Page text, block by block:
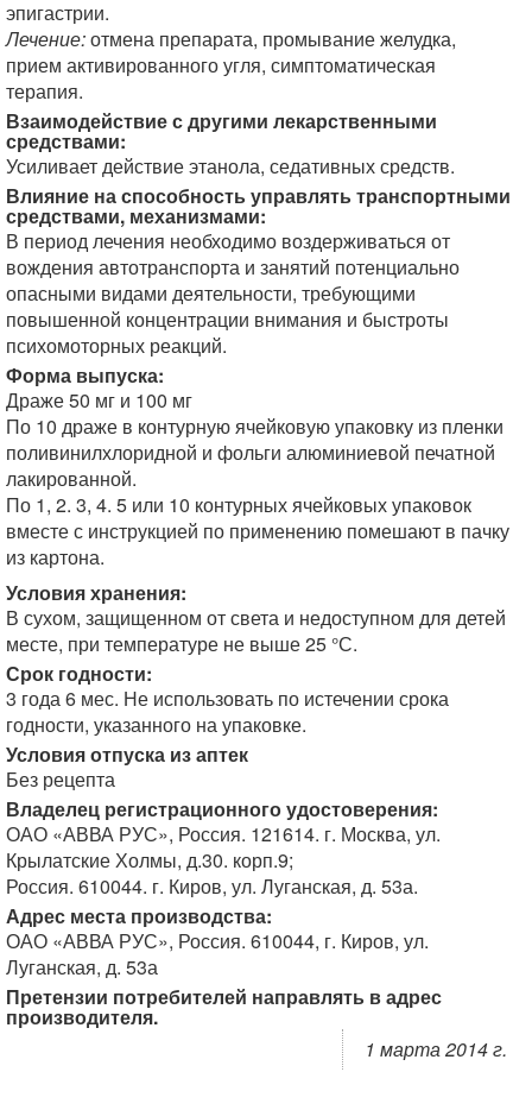
эпигастрии.
Лечение:отмена препарата, промывание желудка,
прием активированного угля, симптоматическая
терапия.
Взаимодействие с другими лекарственными
средствами:
Усиливает действие этанола, седативных средств.
Влияние на способность управлять транспортными
средствами, механизмами:
В период лечения необходимо воздерживаться от
вождения автотранспорта и занятий потенциально
опасными видами деятельности, требующими
повышенной концентрации внимания и быстроты
психомоторных реакций.
Форма выпуска:
Драже 50 мг и 100 мг
По 10 драже в контурную ячейковую упаковку из пленки
поливинилхлоридной и фольги алюминиевой печатной
лакированной.
По 1, 2. 3, 4. 5 или 10 контурных ячейковых упаковок
вместе с инструкцией по применению помешают в пачку
из картона.
Условия хранения:
В сухом, защищенном от света и недоступном для детей
месте, при температуре не выше 25 °С.
Срок годности:
3 года 6 мес. Не использовать по истечении срока
годности, указанного на упаковке.
Условия отпуска из аптек
Без рецепта
Владелец регистрационного удостоверения:
ОАО «АВВА РУС», Россия. 121614. г. Москва, ул.
Крылатские Холмы, д.30. корп.9;
Россия. 610044. г. Киров, ул. Луганская, д. 53а.
Адрес места производства:
ОАО «АВВА РУС», Россия. 610044, г. Киров, ул.
Луганская, д. 53а
Претензии потребителей направлять в адрес
производителя.
1 марта 2014 г.